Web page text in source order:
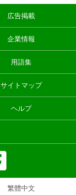
広告掲載
企業情報
用語集
サイトマップ
ヘルプ
繁體中文